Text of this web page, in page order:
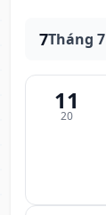
7Tháng 7
11
20